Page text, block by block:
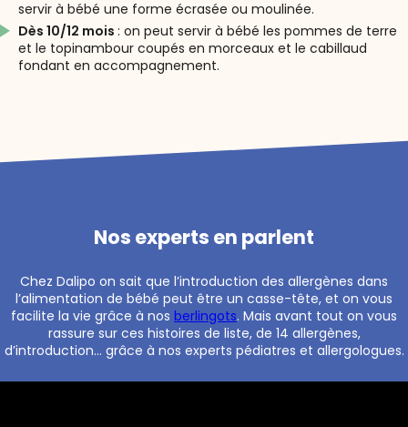
servir à bébé une forme écrasée ou moulinée.
Dès 10/12 mois : on peut servir à bébé les pommes de terre
et le topinambour coupés en morceaux et le cabillaud
fondant en accompagnement.
Nos experts en parlent
Chez Dalipo on sait que l’introduction des allergènes dans
l’alimentation de bébé peut être un casse-tête, et on vous
facilite la vie grâce à nos berlingots. Mais avant tout on vous
rassure sur ces histoires de liste, de 14 allergènes,
d’introduction… grâce à nos experts pédiatres et allergologues.